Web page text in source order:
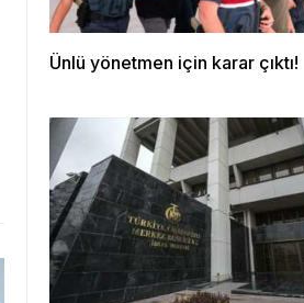
Ünlü yönetmen için karar çıktı!